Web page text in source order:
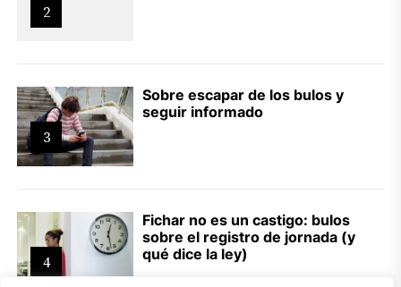
2
3
Sobre escapar de los bulos y
seguir informado
4
Fichar no es un castigo: bulos
sobre el registro de jornada (y
qué dice la ley)